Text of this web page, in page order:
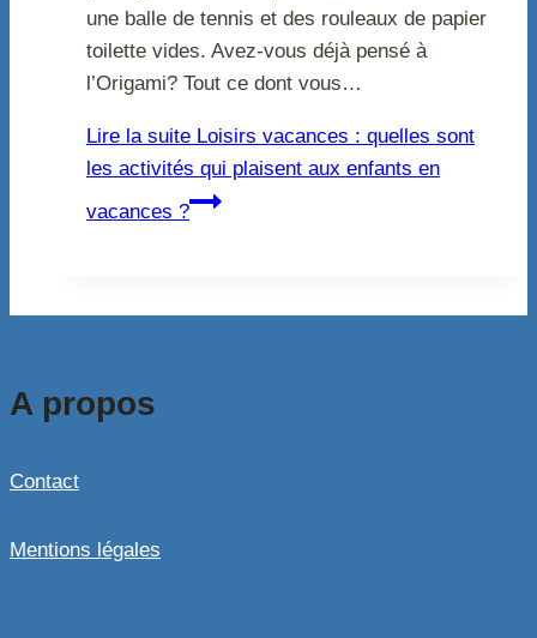
une balle de tennis et des rouleaux de papier
toilette vides. Avez-vous déjà pensé à
l’Origami? Tout ce dont vous…
Lire la suite Loisirs vacances : quelles sont
les activités qui plaisent aux enfants en
vacances ?
A propos
Contact
Mentions légales